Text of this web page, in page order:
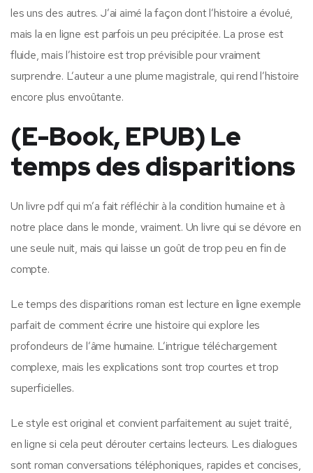
les uns des autres. J’ai aimé la façon dont l’histoire a évolué,
mais la en ligne est parfois un peu précipitée. La prose est
fluide, mais l’histoire est trop prévisible pour vraiment
surprendre. L’auteur a une plume magistrale, qui rend l’histoire
encore plus envoûtante.
(E-Book, EPUB) Le
temps des disparitions
Un livre pdf qui m’a fait réfléchir à la condition humaine et à
notre place dans le monde, vraiment. Un livre qui se dévore en
une seule nuit, mais qui laisse un goût de trop peu en fin de
compte.
Le temps des disparitions roman est lecture en ligne exemple
parfait de comment écrire une histoire qui explore les
profondeurs de l’âme humaine. L’intrigue téléchargement
complexe, mais les explications sont trop courtes et trop
superficielles.
Le style est original et convient parfaitement au sujet traité,
en ligne si cela peut dérouter certains lecteurs. Les dialogues
sont roman conversations téléphoniques, rapides et concises,